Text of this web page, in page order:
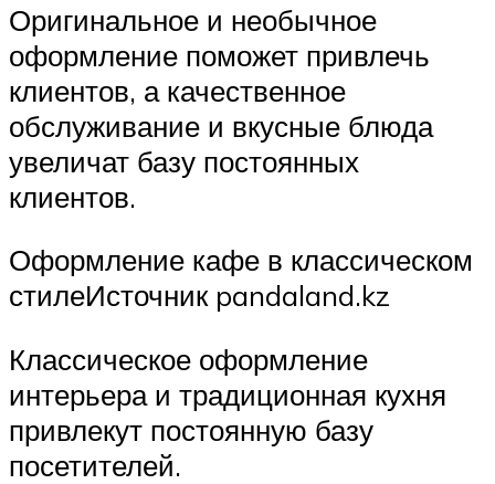
Оригинальное и необычное
оформление поможет привлечь
клиентов, а качественное
обслуживание и вкусные блюда
увеличат базу постоянных
клиентов.
Оформление кафе в классическом
стилеИсточник pandaland.kz
Классическое оформление
интерьера и традиционная кухня
привлекут постоянную базу
посетителей.